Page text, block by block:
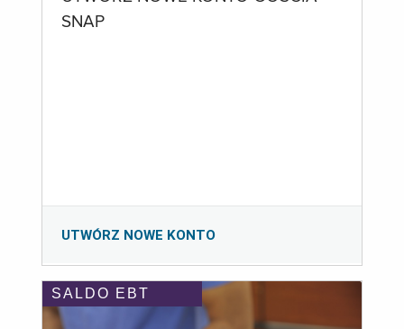
SNAP
UTWÓRZ NOWE KONTO
SALDO EBT